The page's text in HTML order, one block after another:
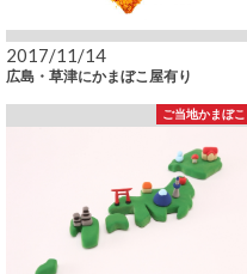
2017/11/14
広島・草津にかまぼこ屋有り
ご当地かまぼこ